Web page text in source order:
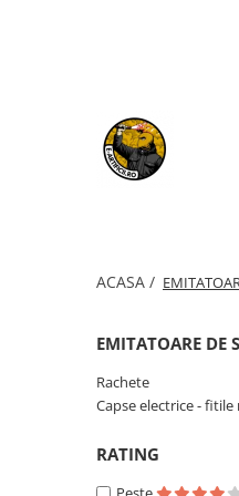
Torte de stadion
Fumigene colorate gender
Baloane gender reveal
Artificii de tort
Artificii Tort Engros
ACASA /
EMITATOARE DE
Rachete
Capse electrice -
RATING